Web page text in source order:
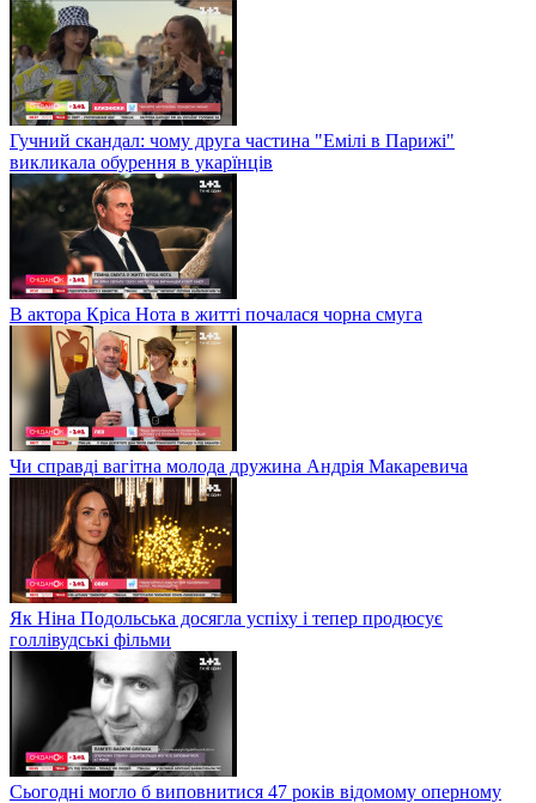
Гучний скандал: чому друга частина "Емілі в Парижі"
викликала обурення в укарїнців
В актора Кріса Нота в житті почалася чорна смуга
Чи справді вагітна молода дружина Андрія Макаревича
Як Ніна Подольська досягла успіху і тепер продюсує
голлівудські фільми
Сьогодні могло б виповнитися 47 років відомому оперному